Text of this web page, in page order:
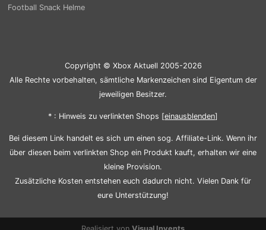
Football Snack Helme
Copyright © Xbox Aktuell 2005-2026
Alle Rechte vorbehalten, sämtliche Markenzeichen sind Eigentum der
jeweiligen Besitzer.
* : Hinweis zu verlinkten Shops [einausblenden]
Bei diesem Link handelt es sich um einen sog. Affiliate-Link. Wenn ihr
über diesen beim verlinkten Shop ein Produkt kauft, erhalten wir eine
kleine Provision.
Zusätzliche Kosten entstehen euch dadurch nicht. Vielen Dank für
eure Unterstützung!